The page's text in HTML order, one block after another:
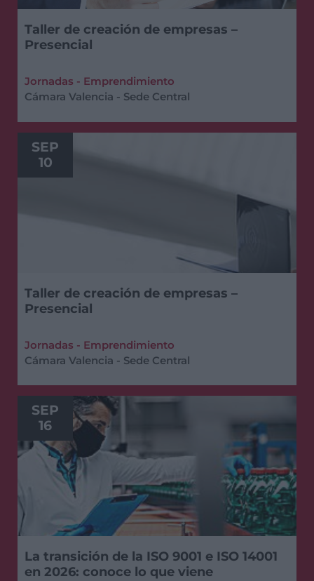
Taller de creación de empresas –
Presencial
Jornadas - Emprendimiento
Cámara Valencia - Sede Central
SEP
10
Taller de creación de empresas –
Presencial
Jornadas - Emprendimiento
Cámara Valencia - Sede Central
SEP
16
La transición de la ISO 9001 e ISO 14001
en 2026: conoce lo que viene